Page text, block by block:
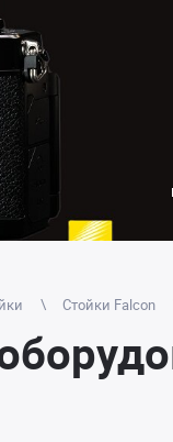
Стойки Falcon